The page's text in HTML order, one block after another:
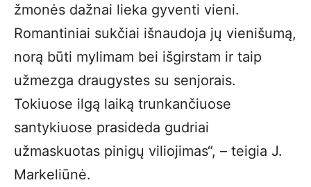
žmonės dažnai lieka gyventi vieni.
Romantiniai sukčiai išnaudoja jų vienišumą,
norą būti mylimam bei išgirstam ir taip
užmezga draugystes su senjorais.
Tokiuose ilgą laiką trunkančiuose
santykiuose prasideda gudriai
užmaskuotas pinigų viliojimas“, – teigia J.
Markeliūnė.